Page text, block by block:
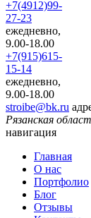
+7(4912)99-
27-23
ежедневно,
9.00-18.00
+7(915)615-
15-14
ежедневно,
9.00-18.00
stroibe@bk.ru
Рязанская
навигация
Главная
О нас
Портфолио
Блог
Отзывы